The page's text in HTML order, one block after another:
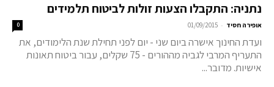
נתניה: התקבלו הצעות זולות לביטוח תלמידים
אופירה חסיד -
01/09/2015
0
ועדת החינוך אישרה ביום שני - יום לפני תחילת שנת הלימודים, את
התעריף המרבי לגביה מההורים - 75 שקלים, עבור ביטוח תאונות
אישיות. מדובר...